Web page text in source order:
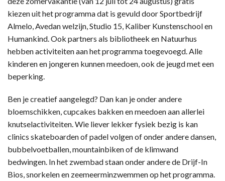
kiezen uit het programma dat is gevuld door Sportbedrijf
Almelo, Avedan welzijn, Studio 15, Kaliber Kunstenschool en
Humankind. Ook partners als bibliotheek en Natuurhus
hebben activiteiten aan het programma toegevoegd. Alle
kinderen en jongeren kunnen meedoen, ook de jeugd met een
beperking.
Ben je creatief aangelegd? Dan kan je onder andere
bloemschikken, cupcakes bakken en meedoen aan allerlei
knutselactiviteiten. Wie liever lekker fysiek bezig is kan
clinics skateboarden of padel volgen of onder andere dansen,
bubbelvoetballen, mountainbiken of de klimwand
bedwingen. In het zwembad staan onder andere de Drijf-In
Bios, snorkelen en zeemeerminzwemmen op het programma.